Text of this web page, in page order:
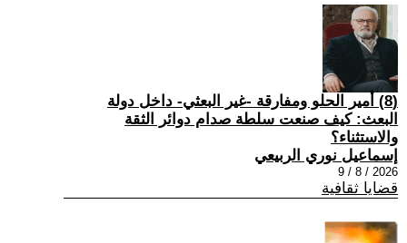
(8) أمير الحلو ومفارقة -غير البعثي- داخل دولة
البعث: كيف صنعت سلطة صدام دوائر الثقة
والاستثناء؟
إسماعيل نوري الربيعي
2026 / 8 / 9
قضايا ثقافية